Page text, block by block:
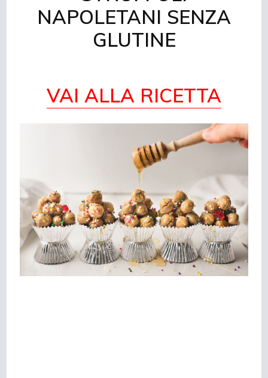
NAPOLETANI SENZA
GLUTINE
VAI ALLA RICETTA